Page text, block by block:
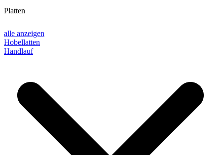
alle anzeigen
Hobellatten
Handlauf
Platten